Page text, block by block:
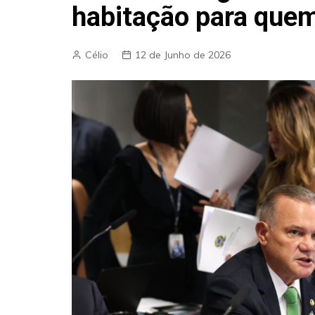
habitação para
Célio 12 de Junho de 2026